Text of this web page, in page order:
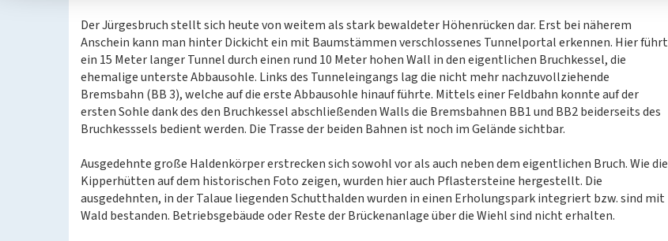
Der Jürgesbruch stellt sich heute von weitem als stark bewaldeter Höhenrücken dar. Erst bei näherem
Anschein kann man hinter Dickicht ein mit Baumstämmen verschlossenes Tunnelportal erkennen. Hier führt
ein 15 Meter langer Tunnel durch einen rund 10 Meter hohen Wall in den eigentlichen Bruchkessel, die
ehemalige unterste Abbausohle. Links des Tunneleingangs lag die nicht mehr nachzuvollziehende
Bremsbahn (BB 3), welche auf die erste Abbausohle hinauf führte. Mittels einer Feldbahn konnte auf der
ersten Sohle dank des den Bruchkessel abschließenden Walls die Bremsbahnen BB1 und BB2 beiderseits des
Bruchkesssels bedient werden. Die Trasse der beiden Bahnen ist noch im Gelände sichtbar.
Ausgedehnte große Haldenkörper erstrecken sich sowohl vor als auch neben dem eigentlichen Bruch. Wie die
Kipperhütten auf dem historischen Foto zeigen, wurden hier auch Pflastersteine hergestellt. Die
ausgedehnten, in der Talaue liegenden Schutthalden wurden in einen Erholungspark integriert bzw. sind mit
Wald bestanden. Betriebsgebäude oder Reste der Brückenanlage über die Wiehl sind nicht erhalten.